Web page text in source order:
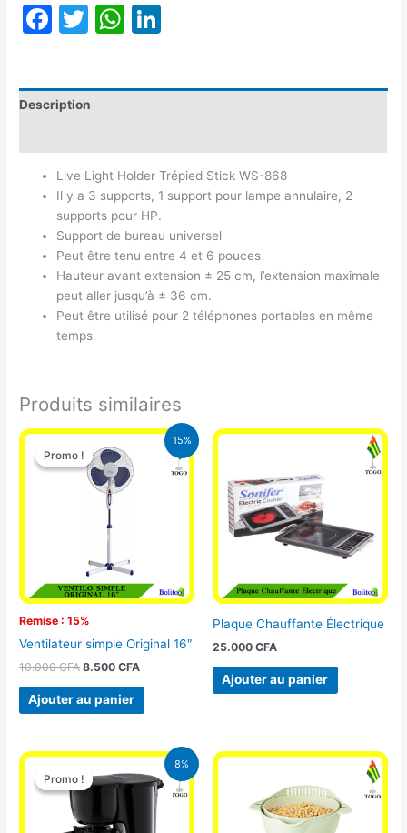
Facebook
TwitterWhatsApp
Description
Live Light Holder Trépied Stick WS-868
Il y a 3 supports, 1 support pour lampe annulaire, 2
supports pour HP.
Support de bureau universel
Peut être tenu entre 4 et 6 pouces
Hauteur avant extension ± 25 cm, l’extension maximale
peut aller jusqu’à ± 36 cm.
Peut être utilisé pour 2 téléphones portables en même
temps
Produits similaires
15%
Promo !
Remise : 15%
Promo !
Ventilateur simple Original 16″
10.000CFA
Le
prix
initial
était :
10.000 CFA.
8.500CFA
Le
Ajouter au panier
Plaque Chauffante Électrique
25.000 CFA
Ajouter au panier
8%
Promo !
Promo !
Le
prix
initial
25.000 CFA.
Le
prix
actuel
est :
23.000 CFA.